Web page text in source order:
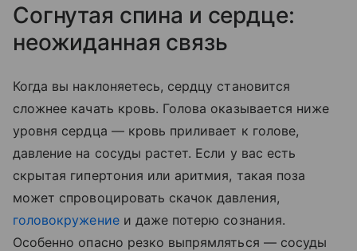
Согнутая спина и сердце:
неожиданная связь
Когда вы наклоняетесь, сердцу становится
сложнее качать кровь. Голова оказывается ниже
уровня сердца — кровь приливает к голове,
давление на сосуды растет. Если у вас есть
скрытая гипертония или аритмия, такая поза
может спровоцировать скачок давления,
головокружениеи даже потерю сознания.
Особенно опасно резко выпрямляться — сосуды